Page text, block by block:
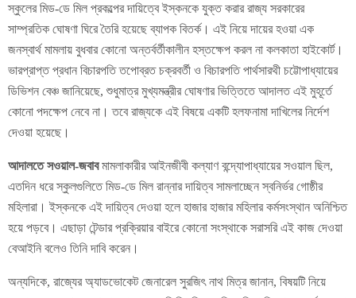
স্কুলের মিড-ডে মিল প্রকল্পের দায়িত্বে ইস্কনকে যুক্ত করার রাজ্য সরকারের
সাম্প্রতিক ঘোষণা ঘিরে তৈরি হয়েছে ব্যাপক বিতর্ক। এই নিয়ে দায়ের হওয়া এক
জনস্বার্থ মামলায় বুধবার কোনো অন্তর্বর্তীকালীন হস্তক্ষেপ করল না কলকাতা হাইকোর্ট।
ভারপ্রাপ্ত প্রধান বিচারপতি তপোব্রত চক্রবর্তী ও বিচারপতি পার্থসারথী চট্টোপাধ্যায়ের
ডিভিশন বেঞ্চ জানিয়েছে, শুধুমাত্র মুখ্যমন্ত্রীর ঘোষণার ভিত্তিতে আদালত এই মুহূর্তে
কোনো পদক্ষেপ নেবে না। তবে রাজ্যকে এই বিষয়ে একটি হলফনামা দাখিলের নির্দেশ
দেওয়া হয়েছে।
আদালতে সওয়াল-জবাবমামলাকারীর আইনজীবী কল্যাণ বন্দ্যোপাধ্যায়ের সওয়াল ছিল,
এতদিন ধরে স্কুলগুলিতে মিড-ডে মিল রান্নার দায়িত্ব সামলাচ্ছেন স্বনির্ভর গোষ্ঠীর
মহিলারা। ইস্কনকে এই দায়িত্ব দেওয়া হলে হাজার হাজার মহিলার কর্মসংস্থান অনিশ্চিত
হয়ে পড়বে। এছাড়া টেন্ডার প্রক্রিয়ার বাইরে কোনো সংস্থাকে সরাসরি এই কাজ দেওয়া
বেআইনি বলেও তিনি দাবি করেন।
অন্যদিকে, রাজ্যের অ্যাডভোকেট জেনারেল সুরজিৎ নাথ মিত্র জানান, বিষয়টি নিয়ে